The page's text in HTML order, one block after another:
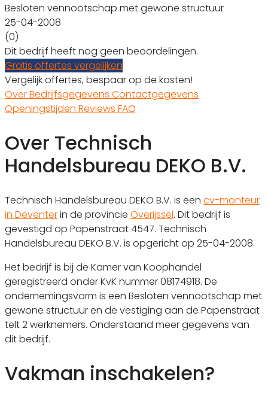
Besloten vennootschap met gewone structuur
25-04-2008
(0)
Dit bedrijf heeft nog geen beoordelingen.
Gratis offertes vergelijken
Vergelijk offertes, bespaar op de kosten!
OverBedrijfsgegevens Contactgegevens
Openingstijden Reviews FAQ
Over Technisch
Handelsbureau DEKO B.V.
Technisch Handelsbureau DEKO B.V. is een cv-monteur
in Deventerin de provincie Overijssel. Dit bedrijf is
gevestigd op Papenstraat 4547. Technisch
Handelsbureau DEKO B.V. is opgericht op 25-04-2008.
Het bedrijf is bij de Kamer van Koophandel
geregistreerd onder KvK nummer 08174918. De
ondernemingsvorm is een Besloten vennootschap met
gewone structuur en de vestiging aan de Papenstraat
telt 2 werknemers. Onderstaand meer gegevens van
dit bedrijf.
Vakman inschakelen?